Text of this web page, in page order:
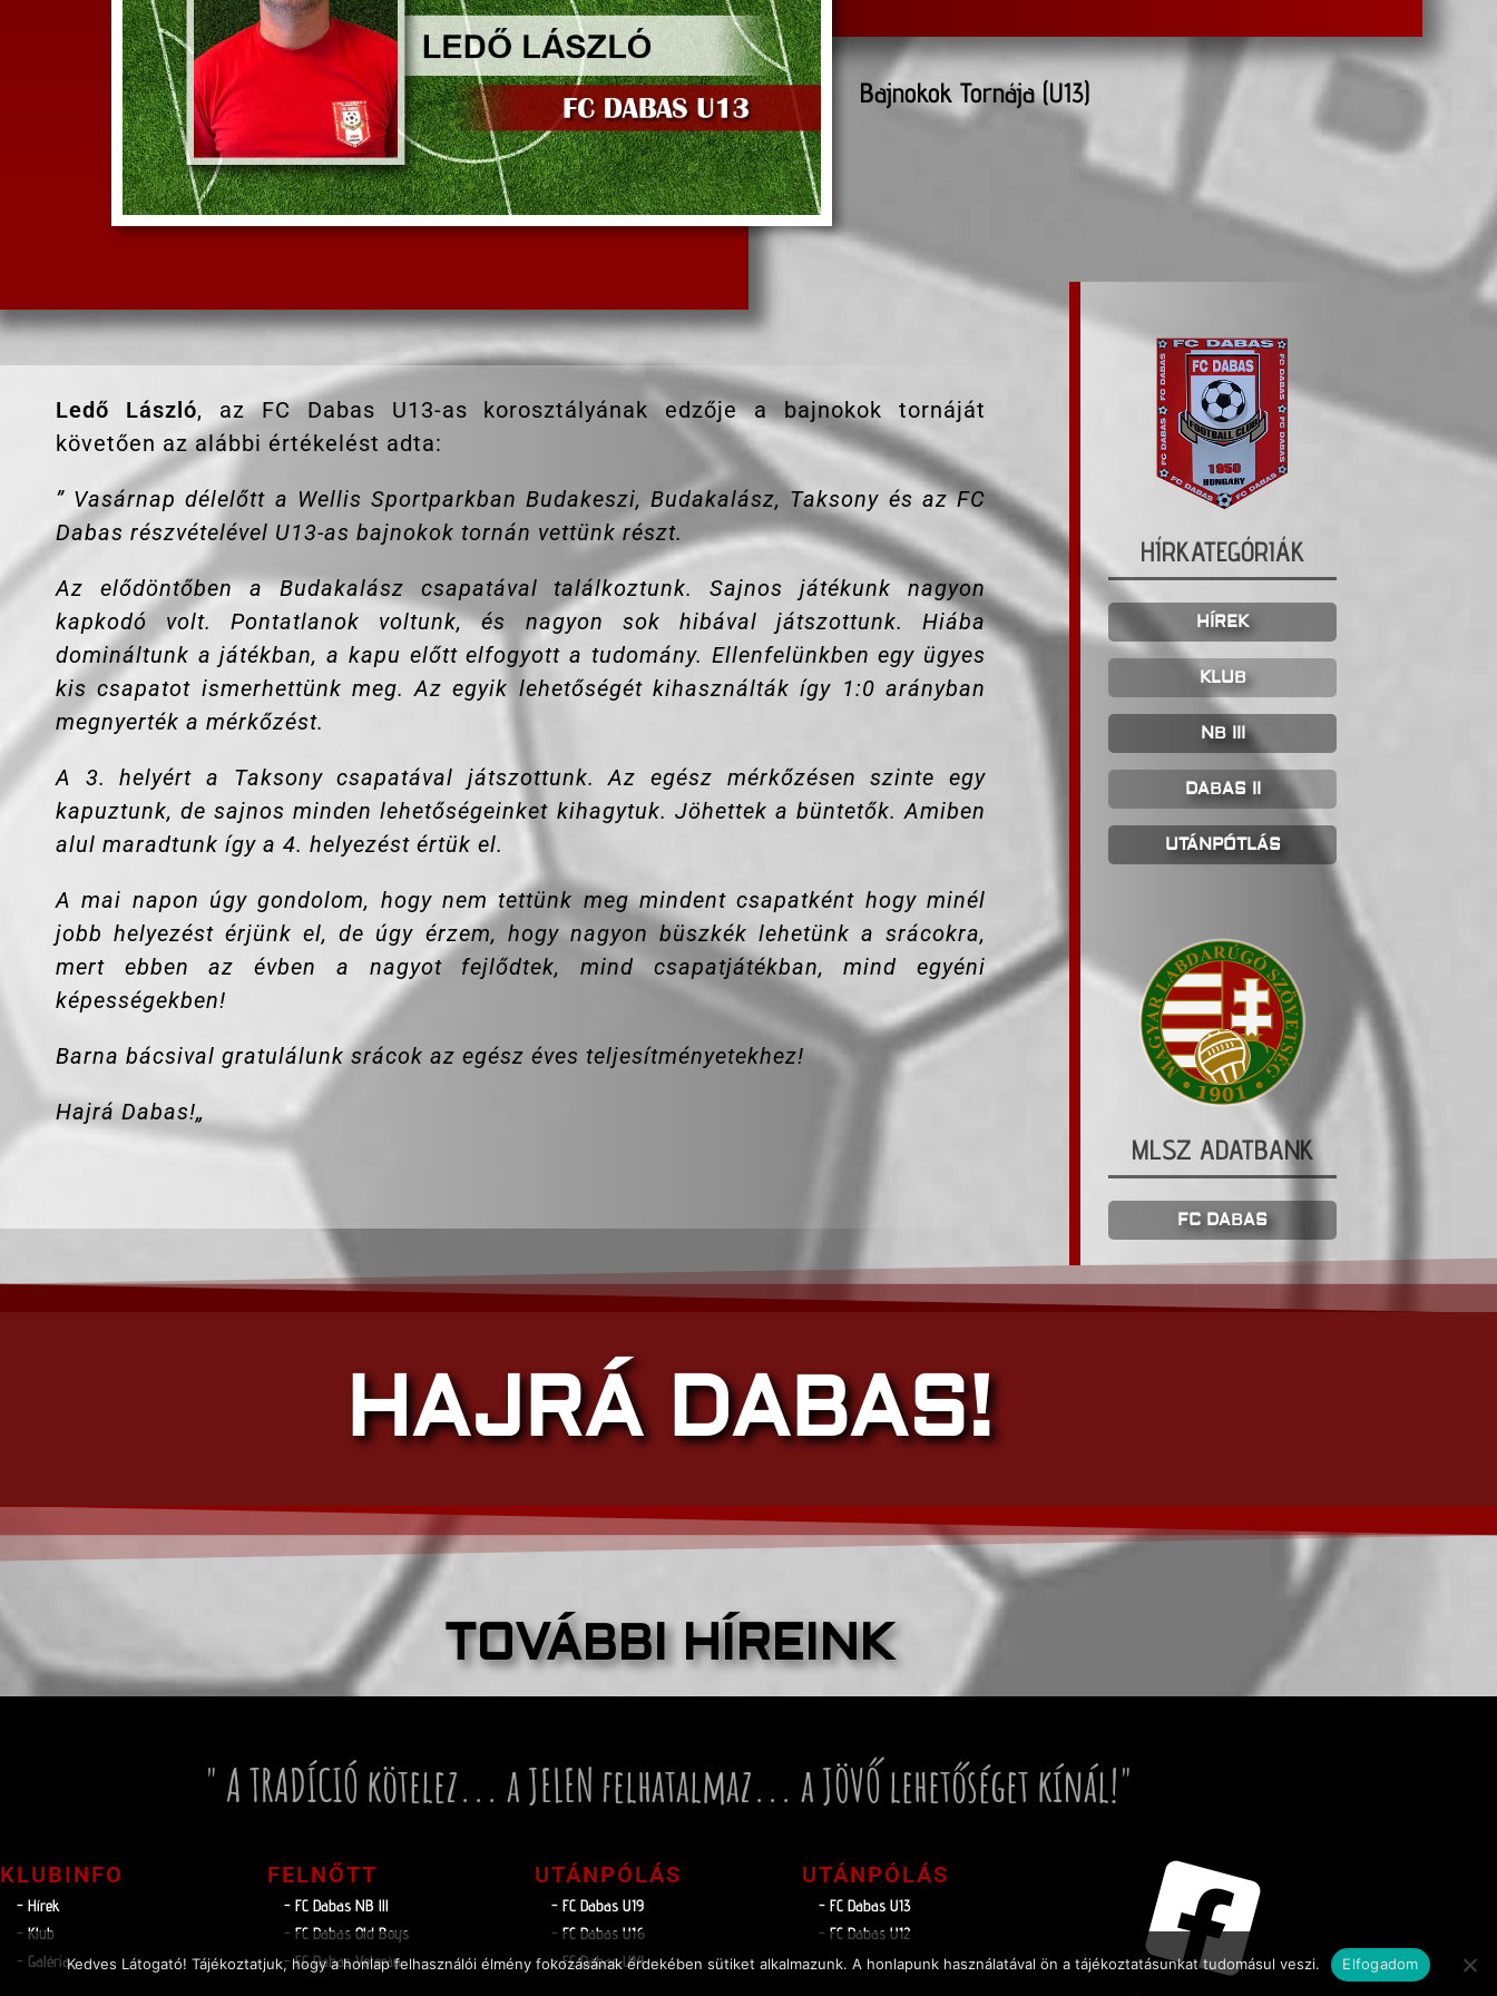
Bajnokok Tornája (U13)
Ledő László, az FC Dabas U13-as korosztályának edzője a bajnokok tornáját
követően az alábbi értékelést adta:
” Vasárnap délelőtt a Wellis Sportparkban Budakeszi, Budakalász, Taksony és az FC
Dabas részvételével U13-as bajnokok tornán vettünk részt.
Az elődöntőben a Budakalász csapatával találkoztunk. Sajnos játékunk nagyon
kapkodó volt.Pontatlanok voltunk, és nagyon sok hibával játszottunk. Hiába
domináltunk a játékban, a kapu előtt elfogyott a tudomány. Ellenfelünkben egy ügyes
kis csapatot ismerhettünk meg. Az egyik lehetőségét kihasználták így 1:0 arányban
megnyerték a mérkőzést.
A 3. helyért a Taksony csapatával játszottunk. Az egész mérkőzésen szinte egy
kapuztunk, de sajnos minden lehetőségeinket kihagytuk. Jöhettek a büntetők. Amiben
alul maradtunk így a 4. helyezést értük el.
A mai napon úgy gondolom, hogy nem tettünk meg mindent csapatként hogy minél
jobb helyezést érjünk el, de úgy érzem, hogy nagyon büszkék lehetünk a srácokra,
mert ebben az évben a nagyot fejlődtek, mind csapatjátékban, mind egyéni
képességekben!
Barna bácsival gratulálunk srácok az egész éves teljesítményetekhez!
Hajrá Dabas!„
HÍRKATEGÓRIÁK
HÍREK
KLUB
NB III
DABAS II
UTÁNPÓTLÁS
MLSZ ADATBANK
FC DABAS
HAJRÁ DABAS!
TOVÁBBI HÍREINK
" A TRADÍCIÓ kötelez... a JELEN felhatalmaz... a JÖVŐ lehetőséget kínál!"
KLUBINFO
- Hírek
- Klub
- Galéria
FELNŐTT
- FC Dabas NB lll
- FC Dabas Old Boys
- FC Dabas Veterán
UTÁNPÓLÁS
- FC Dabas U19
- FC Dabas U16
- FC Dabas U14
UTÁNPÓLÁS
- FC Dabas U13
- FC Dabas U12
Kedves Látogató! Tájékoztatjuk, hogy a honlap felhasználói élmény fokozásának érdekében sütiket alkalmazunk. A honlapunk használatával ön a tájékoztatásunkat tudomásul veszi. Elfogadom